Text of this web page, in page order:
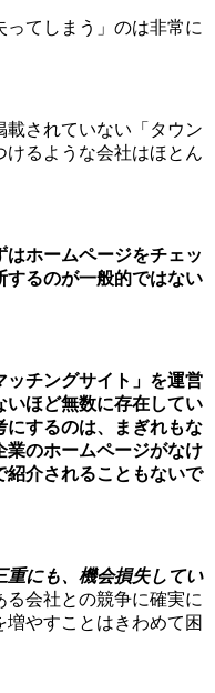
ってしまう」のは非常に
されていない「タウン
るような会社はほとん
ホームページをチェッ
するのが一般的ではない
ッチングサイト」を運営
いほど無数に存在してい
にするのは、まぎれもな
業のホームページがなけ
紹介されることもないで
重にも、機会損失してい
会社との競争に確実に
やすことはきわめて困